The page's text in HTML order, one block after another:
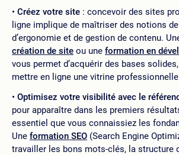
Créez votre site : concevoir des sites
ligne implique de maîtriser des notions
d’ergonomie et de gestion de contenu.
création de site ou une formation en
vous permet d’acquérir des bases
mettre en ligne une vitrine
Optimisez votre visibilité avec le
pour apparaître dans les premiers
essentiel que vous connaissiez les
Une formation SEO (Search Engine
travailler les bons mots-clés, la structure